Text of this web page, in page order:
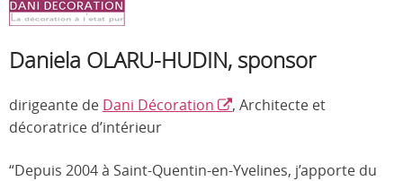
Daniela OLARU-HUDIN, sponsor
dirigeante de Dani Décoration
, Architecte et
décoratrice d’intérieur
“Depuis 2004 à Saint-Quentin-en-Yvelines, j’apporte du